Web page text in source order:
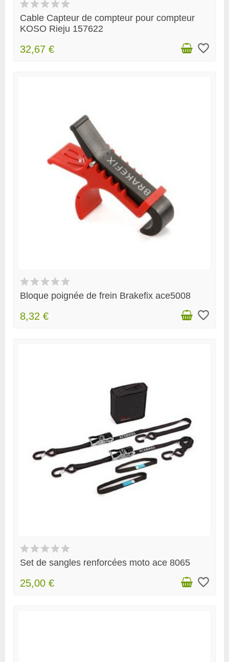
Cable Capteur de compteur pour compteur
KOSO Rieju 157622
32,67 € favorite_border
Bloque poignée de frein Brakefix ace5008
8,32 € favorite_border
Set de sangles renforcées moto ace 8065
25,00 € favorite_border